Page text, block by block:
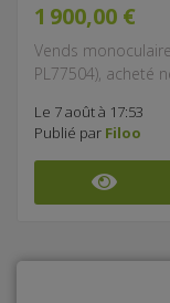
1 900,00 €
Vends
PL77504), acheté
Le 7 août à 17:53
Publié par Filoo